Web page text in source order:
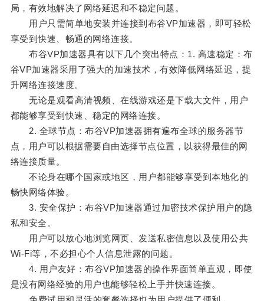
局，有效地解决了网络延迟和不稳定问题。
用户只需简单地安装并连接到布谷VP加速器，即可轻松
享受到快速、畅通的网络连接。
布谷VP加速器具有以下几个突出特点：1. 高速稳定：布
谷VP加速器采用了强大的加速技术，有效降低网络延迟，提
升网络连接速度。
无论是观看高清视频、在线游戏还是下载大文件，用户
都能够享受到快速、稳定的网络连接。
2. 全球节点：布谷VP加速器拥有遍布全球的服务器节
点，用户可以根据需要自由选择节点位置，以获得最佳的网
络连接质量。
不论身在哪个国家或地区，用户都能够享受到本地化的
畅快网络体验。
3. 安全保护：布谷VP加速器通过加密技术保护用户的隐
私和安全。
用户可以放心地浏览网页、发送私密信息以及使用公共
Wi-Fi等，不必担心个人信息泄露的问题。
4. 用户友好：布谷VP加速器的操作界面简单直观，即使
是没有网络经验的用户也能够轻松上手并快速连接。